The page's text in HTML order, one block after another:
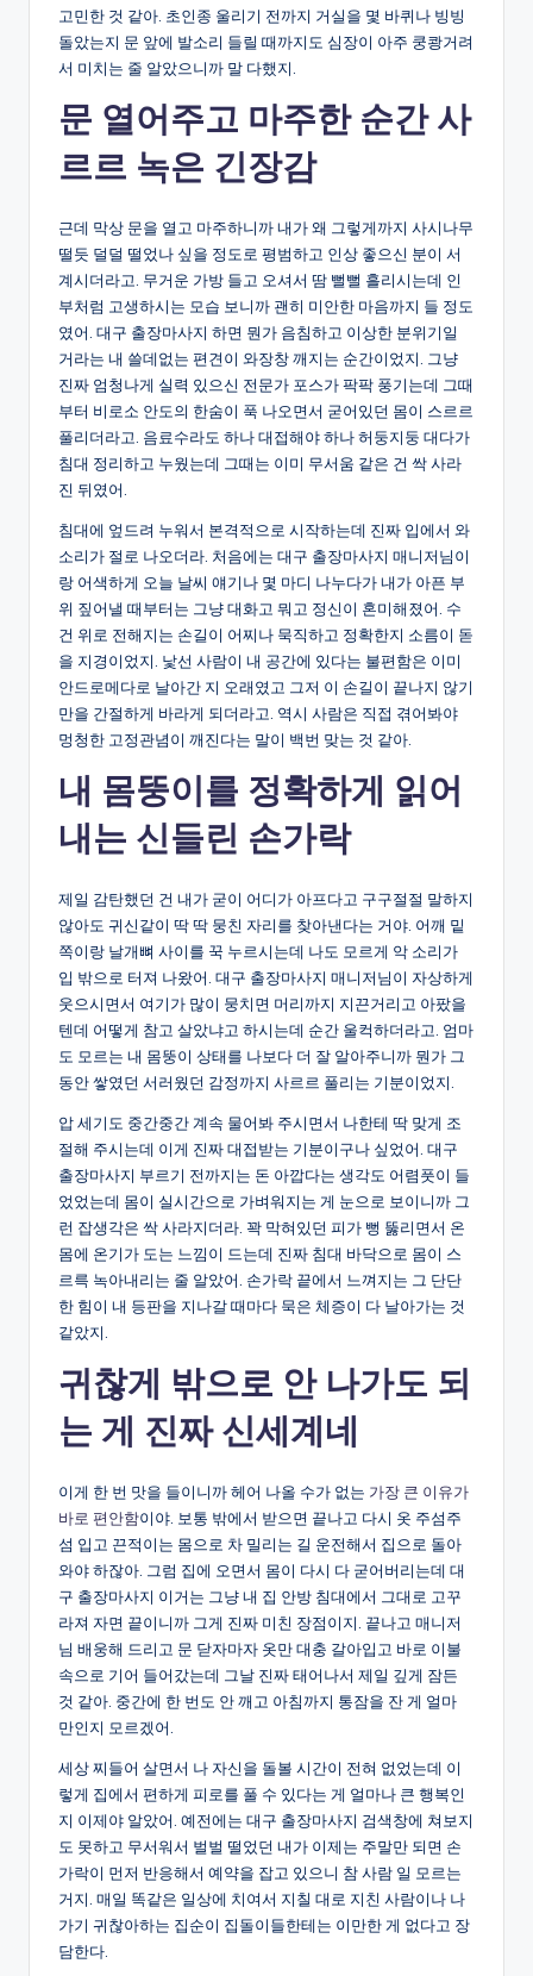
고민한 것 같아. 초인종 울리기 전까지 거실을 몇 바퀴나 빙빙
돌았는지 문 앞에 발소리 들릴 때까지도 심장이 아주 쿵쾅거려
서 미치는 줄 알았으니까 말 다했지.
문 열어주고 마주한 순간 사
르르 녹은 긴장감
근데 막상 문을 열고 마주하니까 내가 왜 그렇게까지 사시나무
떨듯 덜덜 떨었나 싶을 정도로 평범하고 인상 좋으신 분이 서
계시더라고. 무거운 가방 들고 오셔서 땀 뻘뻘 흘리시는데 인
부처럼 고생하시는 모습 보니까 괜히 미안한 마음까지 들 정도
였어. 대구 출장마사지 하면 뭔가 음침하고 이상한 분위기일
거라는 내 쓸데없는 편견이 와장창 깨지는 순간이었지. 그냥
진짜 엄청나게 실력 있으신 전문가 포스가 팍팍 풍기는데 그때
부터 비로소 안도의 한숨이 푹 나오면서 굳어있던 몸이 스르르
풀리더라고. 음료수라도 하나 대접해야 하나 허둥지둥 대다가
침대 정리하고 누웠는데 그때는 이미 무서움 같은 건 싹 사라
진 뒤였어.
침대에 엎드려 누워서 본격적으로 시작하는데 진짜 입에서 와
소리가 절로 나오더라. 처음에는 대구 출장마사지 매니저님이
랑 어색하게 오늘 날씨 얘기나 몇 마디 나누다가 내가 아픈 부
위 짚어낼 때부터는 그냥 대화고 뭐고 정신이 혼미해졌어. 수
건 위로 전해지는 손길이 어찌나 묵직하고 정확한지 소름이 돋
을 지경이었지. 낯선 사람이 내 공간에 있다는 불편함은 이미
안드로메다로 날아간 지 오래였고 그저 이 손길이 끝나지 않기
만을 간절하게 바라게 되더라고. 역시 사람은 직접 겪어봐야
멍청한 고정관념이 깨진다는 말이 백번 맞는 것 같아.
내 몸뚱이를 정확하게 읽어
내는 신들린 손가락
제일 감탄했던 건 내가 굳이 어디가 아프다고 구구절절 말하지
않아도 귀신같이 딱 딱 뭉친 자리를 찾아낸다는 거야. 어깨 밑
쪽이랑 날개뼈 사이를 꾹 누르시는데 나도 모르게 악 소리가
입 밖으로 터져 나왔어. 대구 출장마사지 매니저님이 자상하게
웃으시면서 여기가 많이 뭉치면 머리까지 지끈거리고 아팠을
텐데 어떻게 참고 살았냐고 하시는데 순간 울컥하더라고. 엄마
도 모르는 내 몸뚱이 상태를 나보다 더 잘 알아주니까 뭔가 그
동안 쌓였던 서러웠던 감정까지 사르르 풀리는 기분이었지.
압 세기도 중간중간 계속 물어봐 주시면서 나한테 딱 맞게 조
절해 주시는데 이게 진짜 대접받는 기분이구나 싶었어. 대구
출장마사지 부르기 전까지는 돈 아깝다는 생각도 어렴풋이 들
었었는데 몸이 실시간으로 가벼워지는 게 눈으로 보이니까 그
런 잡생각은 싹 사라지더라. 꽉 막혀있던 피가 뻥 뚫리면서 온
몸에 온기가 도는 느낌이 드는데 진짜 침대 바닥으로 몸이 스
르륵 녹아내리는 줄 알았어. 손가락 끝에서 느껴지는 그 단단
한 힘이 내 등판을 지나갈 때마다 묵은 체증이 다 날아가는 것
같았지.
귀찮게 밖으로 안 나가도 되
는 게 진짜 신세계네
이게 한 번 맛을 들이니까 헤어 나올 수가 없는 가장 큰 이유가
바로 편안함이야. 보통 밖에서 받으면 끝나고 다시 옷 주섬주
섬 입고 끈적이는 몸으로 차 밀리는 길 운전해서 집으로 돌아
와야 하잖아. 그럼 집에 오면서 몸이 다시 다 굳어버리는데 대
구 출장마사지 이거는 그냥 내 집 안방 침대에서 그대로 고꾸
라져 자면 끝이니까 그게 진짜 미친 장점이지. 끝나고 매니저
님 배웅해 드리고 문 닫자마자 옷만 대충 갈아입고 바로 이불
속으로 기어 들어갔는데 그날 진짜 태어나서 제일 깊게 잠든
것 같아. 중간에 한 번도 안 깨고 아침까지 통잠을 잔 게 얼마
만인지 모르겠어.
세상 찌들어 살면서 나 자신을 돌볼 시간이 전혀 없었는데 이
렇게 집에서 편하게 피로를 풀 수 있다는 게 얼마나 큰 행복인
지 이제야 알았어. 예전에는 대구 출장마사지 검색창에 쳐보지
도 못하고 무서워서 벌벌 떨었던 내가 이제는 주말만 되면 손
가락이 먼저 반응해서 예약을 잡고 있으니 참 사람 일 모르는
거지. 매일 똑같은 일상에 치여서 지칠 대로 지친 사람이나 나
가기 귀찮아하는 집순이 집돌이들한테는 이만한 게 없다고 장
담한다.